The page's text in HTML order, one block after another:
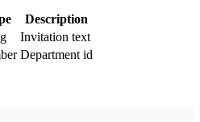
Description
Invitation text
Department id